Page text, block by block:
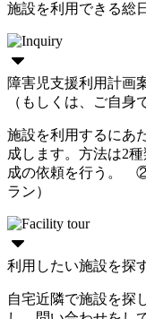
施設を利用できる総
障害児支援利用計画
（もしくは、ご自身
施設を利用するにあ
成します。方法は2
成の依頼を行う。
ラン）
利用したい施設を探
自宅近隣で施設を探